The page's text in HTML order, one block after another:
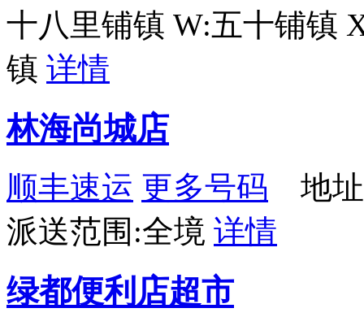
十八里铺镇 W:五十铺镇
镇 详情
林海尚城店
顺丰速运 更多号码 地址
派送范围:全境 详情
绿都便利店超市